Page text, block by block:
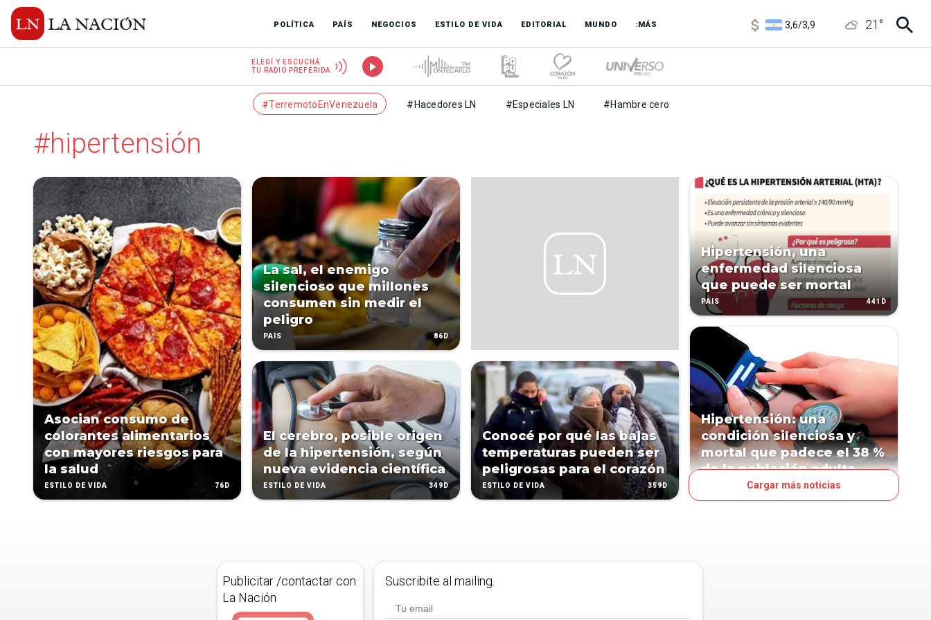
POLÍTICA PAÍS NEGOCIOS ESTILO DE VIDA EDITORIAL MUNDO :MÁS
3,6/3,9
21 °
ELEGÍ Y ESCUCHÁ
TU RADIO PREFERIDA
#TerremotoEnVenezuela #Hacedores LN #Especiales LN #Hambre cero
#hipertensión
Asocian consumo de
colorantes alimentarios
con mayores riesgos para
la salud
ESTILO DE VIDA 76D
La sal, el enemigo
silencioso que millones
consumen sin medir el
peligro
PAÍS 86D
El cerebro, posible origen
de la hipertensión, según
nueva evidencia científica
ESTILO DE VIDA 349D
Conocé por qué las bajas
temperaturas pueden ser
peligrosas para el corazón
ESTILO DE VIDA 359D
Hipertensión, una
enfermedad silenciosa
que puede ser mortal
PAÍS 441D
Hipertensión: una
condición silenciosa y
mortal que padece el 38 %
de la población adulta
Cargar más noticias
Publicitar /contactar con
La Nación
Suscribite al mailing.